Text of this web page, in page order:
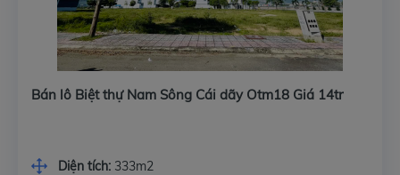
Bán lô Biệt thự Nam Sông Cái dãy Otm18 Giá 14tr
Diện tích: 333m2